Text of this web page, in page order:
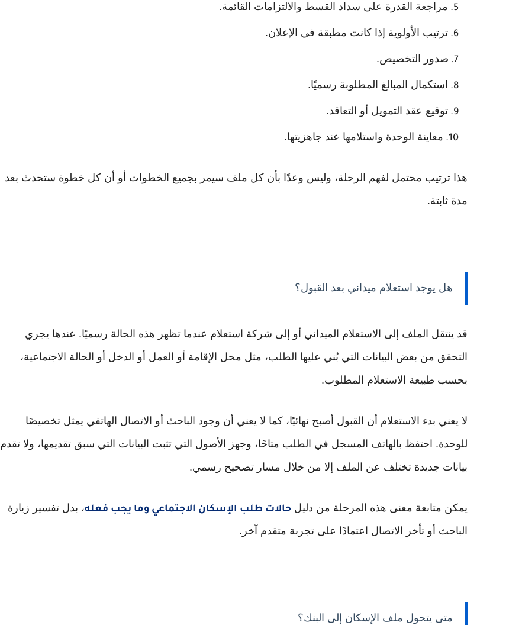
مراجعة القدرة على سداد القسط والالتزامات القائمة.
ترتيب الأولوية إذا كانت مطبقة في الإعلان.
صدور التخصيص.
استكمال المبالغ المطلوبة رسميًا.
توقيع عقد التمويل أو التعاقد.
معاينة الوحدة واستلامها عند جاهزيتها.
هذا ترتيب محتمل لفهم الرحلة، وليس وعدًا بأن كل ملف سيمر بجميع الخطوات أو أن كل خطوة ستحدث بعد
مدة ثابتة.
هل يوجد استعلام ميداني بعد القبول؟
قد ينتقل الملف إلى الاستعلام الميداني أو إلى شركة استعلام عندما تظهر هذه الحالة رسميًا. عندها يجري
التحقق من بعض البيانات التي بُني عليها الطلب، مثل محل الإقامة أو العمل أو الدخل أو الحالة الاجتماعية،
بحسب طبيعة الاستعلام المطلوب.
لا يعني بدء الاستعلام أن القبول أصبح نهائيًا، كما لا يعني أن وجود الباحث أو الاتصال الهاتفي يمثل تخصيصًا
للوحدة. احتفظ بالهاتف المسجل في الطلب متاحًا، وجهز الأصول التي تثبت البيانات التي سبق تقديمها، ولا تقدم
بيانات جديدة تختلف عن الملف إلا من خلال مسار تصحيح رسمي.
يمكن متابعة معنى هذه المرحلة من دليل حالات طلب الإسكان الاجتماعي وما يجب فعله، بدل تفسير زيارة
الباحث أو تأخر الاتصال اعتمادًا على تجربة متقدم آخر.
متى يتحول ملف الإسكان إلى البنك؟